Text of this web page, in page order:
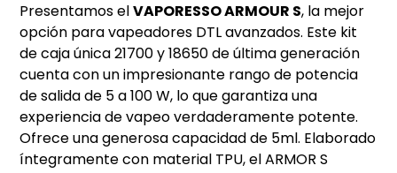
Presentamos elVAPORESSO ARMOUR S, la mejor
opción para vapeadores DTL avanzados. Este kit
de caja única 21700 y 18650 de última generación
cuenta con un impresionante rango de potencia
de salida de 5 a 100 W, lo que garantiza una
experiencia de vapeo verdaderamente potente.
Ofrece una generosa capacidad de 5ml. Elaborado
íntegramente con material TPU, el ARMOR S